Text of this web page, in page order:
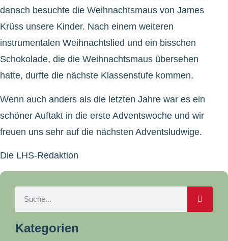
danach besuchte die Weihnachtsmaus von James
Krüss unsere Kinder. Nach einem weiteren
instrumentalen Weihnachtslied und ein bisschen
Schokolade, die die Weihnachtsmaus übersehen
hatte, durfte die nächste Klassenstufe kommen.
Wenn auch anders als die letzten Jahre war es ein
schöner Auftakt in die erste Adventswoche und wir
freuen uns sehr auf die nächsten Adventsludwige.
Die LHS-Redaktion
Kategorien